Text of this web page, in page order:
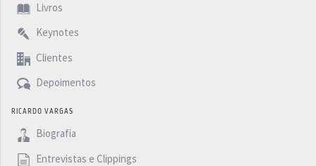
Livros
Keynotes
Clientes
Depoimentos
RICARDO VARGAS
Biografia
Entrevistas e Clippings